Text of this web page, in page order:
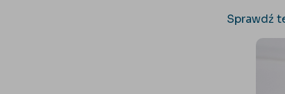
Sprawdź